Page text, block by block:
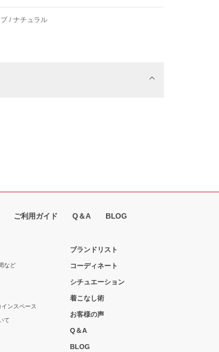
/ ナチュラル
ご利用ガイド Q＆A BLOG
など
ンスペース
て
ブランドリスト
コーディネート
シチュエーション
着こなし術
お客様の声
Q＆A
BLOG